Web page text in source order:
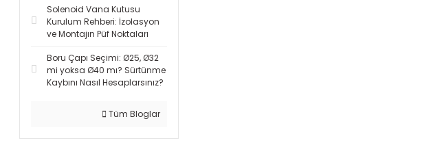
Solenoid Vana Kutusu
Kurulum Rehberi: İzolasyon
ve Montajın Püf Noktaları
Boru Çapı Seçimi: Ø25, Ø32
mi yoksa Ø40 mı? Sürtünme
Kaybını Nasıl Hesaplarsınız?
Tüm Bloglar